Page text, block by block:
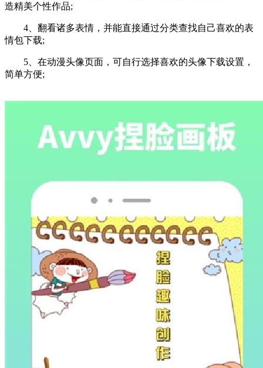
造精美个性作品;
4、翻看诸多表情，并能直接通过分类查找自己喜欢的表
情包下载;
5、在动漫头像页面，可自行选择喜欢的头像下载设置，
简单方便;